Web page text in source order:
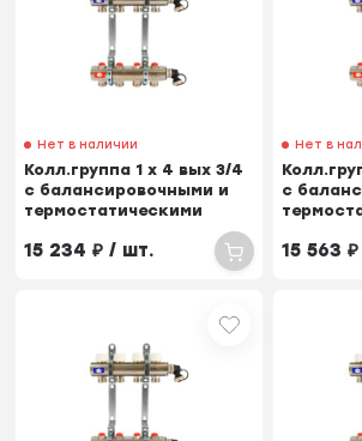
Нет в наличии
Колл.группа 1 х 4 вых 3/4
с балансировочными и
термостатическими
15 234₽ / шт.
Нет в
с
15 563₽